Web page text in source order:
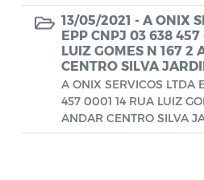
de Araruama -
Conselho Municipal
Conselho Municipal
CMHA
Conselho Municipal
13/05/2021 - A ONIX
EPP CNPJ 03 638
LUIZ GOMES N 167 2
CENTRO SILVA
A ONIX SERVICOS LTDA
457 0001 14 RUA LUIZ
ANDAR CENTRO SILVA